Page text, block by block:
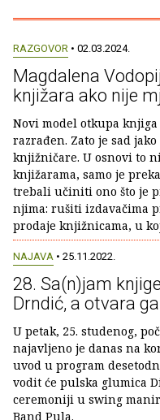
RAZGOVOR • 02.03.2024.
Magdalena
knjižara ako nije
Novi model otkupa
razrađen. Zato je sad
knjižničare. U osnovi to
knjižarama, samo je
trebali učiniti ono što je
njima: rušiti izdavačima
prodaje knjižnicama, u
NAJAVA • 25.11.2022.
28. Sa(n)jam
Drndić, a otvara
U petak, 25. studenog,
najavljeno je danas na
uvod u program
vodit će pulska glumica
ceremoniji u swing
Band Pula.